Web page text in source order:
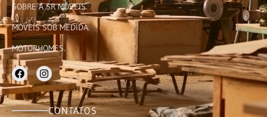
SOBRE A SR MÓVEIS.
MÓVEIS SOB MEDIDA.
MOTORHOMES.
CONTATOS